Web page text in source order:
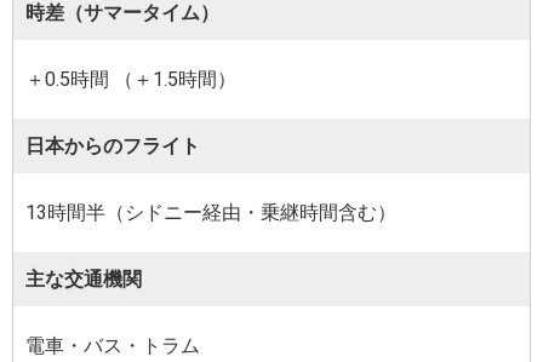
時差（サマータイム）
＋0.5時間 （＋1.5時間）
日本からのフライト
13時間半（シドニー経由・乗継時間含む）
主な交通機関
電車・バス・トラム